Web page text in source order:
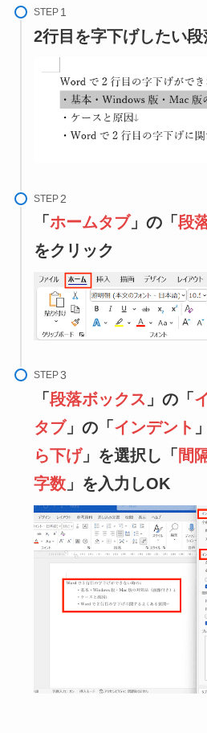
STEP
2行目を字下げしたい段
STEP
「 ホームタブ」の「 段
をクリック
STEP
「 段落ボックス 」の「
タブ」の「 インデント
ら下げ」を選択し「 間
字数」を入力しOK